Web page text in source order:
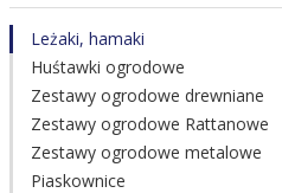
Leżaki, hamaki
Huśtawki ogrodowe
Zestawy ogrodowe drewniane
Zestawy ogrodowe Rattanowe
Zestawy ogrodowe metalowe
Piaskownice